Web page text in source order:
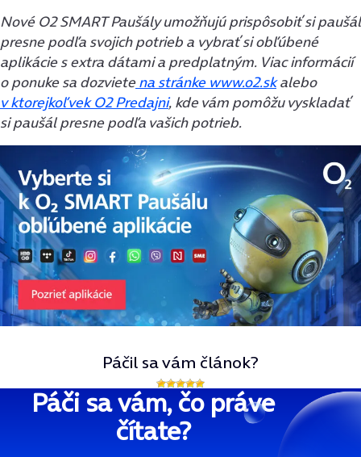
Nové O2 SMART Paušály umožňujú prispôsobiť si paušál
presne podľa svojich potrieb a vybrať si obľúbené
aplikácie s extra dátami a predplatným. Viac informácií
o ponuke sa dozvietena stránke www.o2.skalebo
v ktorejkoľvek O2 Predajni, kde vám pomôžu vyskladať
si paušál presne podľa vašich potrieb.
Páčil sa vám článok?
Páči sa vám, čo práve
čítate?